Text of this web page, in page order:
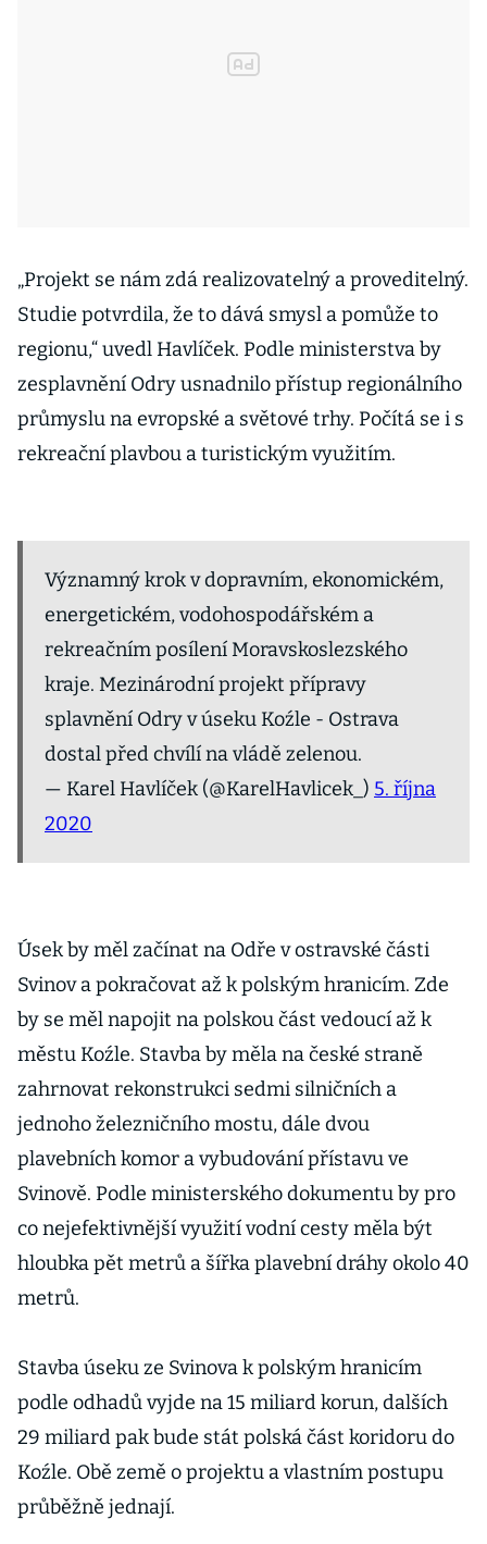
„Projekt se nám zdá realizovatelný a proveditelný.
Studie potvrdila, že to dává smysl a pomůže to
regionu,“ uvedl Havlíček. Podle ministerstva by
zesplavnění Odry usnadnilo přístup regionálního
průmyslu na evropské a světové trhy. Počítá se i s
rekreační plavbou a turistickým využitím.
Významný krok v dopravním, ekonomickém,
energetickém, vodohospodářském a
rekreačním posílení Moravskoslezského
kraje. Mezinárodní projekt přípravy
splavnění Odry v úseku Koźle - Ostrava
dostal před chvílí na vládě zelenou.
— Karel Havlíček (@KarelHavlicek_) 5. října
2020
Úsek by měl začínat na Odře v ostravské části
Svinov a pokračovat až k polským hranicím. Zde
by se měl napojit na polskou část vedoucí až k
městu Koźle. Stavba by měla na české straně
zahrnovat rekonstrukci sedmi silničních a
jednoho železničního mostu, dále dvou
plavebních komor a vybudování přístavu ve
Svinově. Podle ministerského dokumentu by pro
co nejefektivnější využití vodní cesty měla být
hloubka pět metrů a šířka plavební dráhy okolo 40
metrů.
Stavba úseku ze Svinova k polským hranicím
podle odhadů vyjde na 15 miliard korun, dalších
29 miliard pak bude stát polská část koridoru do
Koźle. Obě země o projektu a vlastním postupu
průběžně jednají.